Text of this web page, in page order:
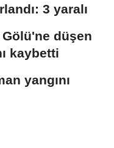
3 yaralı
düşen
kaybetti
yangını